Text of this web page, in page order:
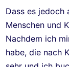
Dass es jedoch
Menschen und
Nachdem ich
habe, die nach